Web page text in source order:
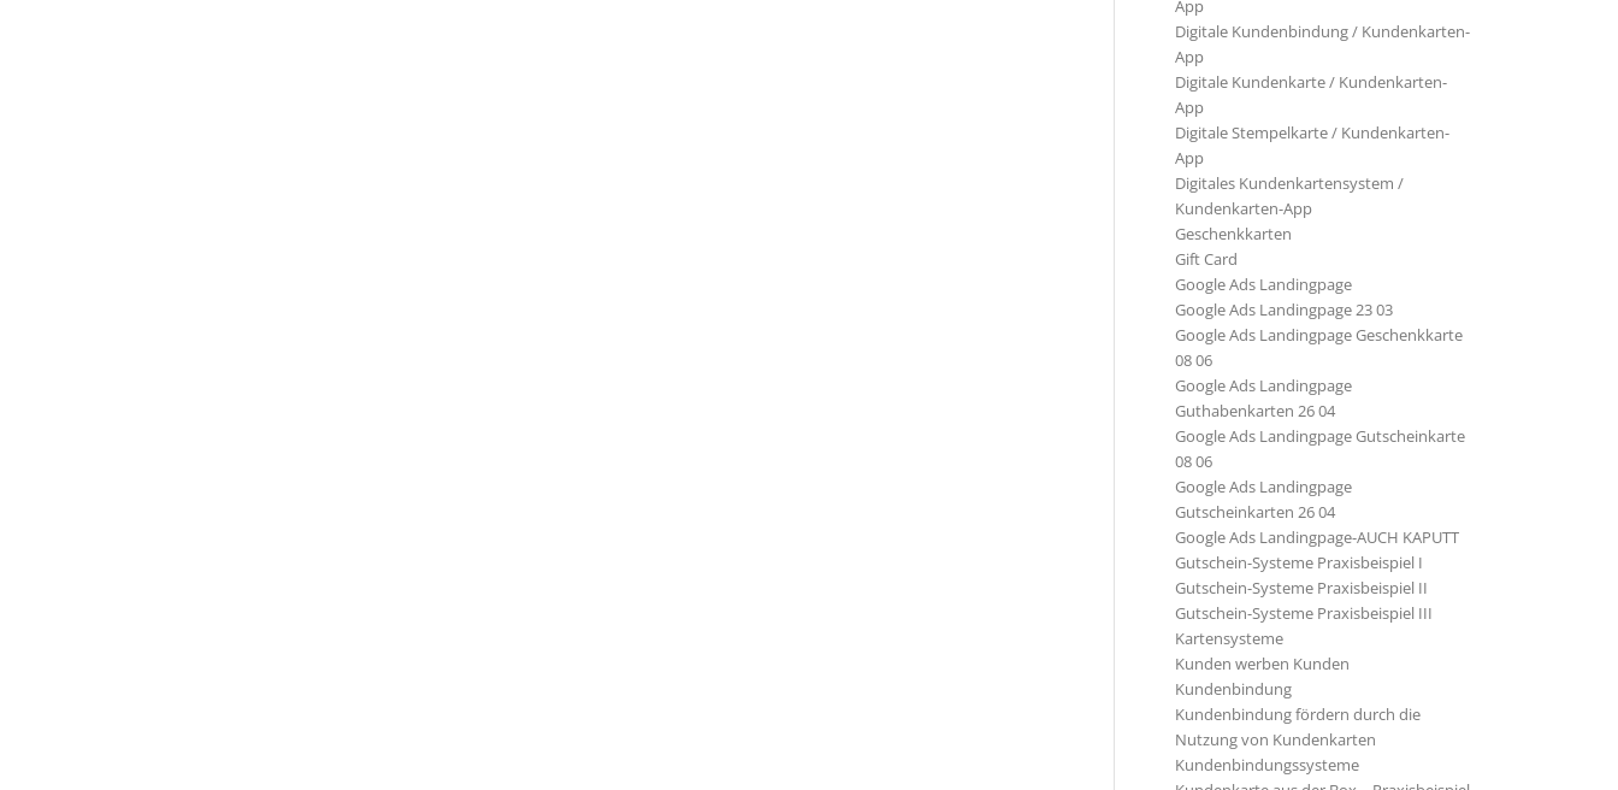
App
Digitale Kundenbindung / Kundenkarten-
App
Digitale Kundenkarte / Kundenkarten-
App
Digitale Stempelkarte / Kundenkarten-
App
Digitales Kundenkartensystem /
Kundenkarten-App
Geschenkkarten
Gift Card
Google Ads Landingpage
Google Ads Landingpage 23 03
Google Ads Landingpage Geschenkkarte
08 06
Google Ads Landingpage
Guthabenkarten 26 04
Google Ads Landingpage Gutscheinkarte
08 06
Google Ads Landingpage
Gutscheinkarten 26 04
Google Ads Landingpage-AUCH KAPUTT
Gutschein-Systeme Praxisbeispiel I
Gutschein-Systeme Praxisbeispiel II
Gutschein-Systeme Praxisbeispiel III
Kartensysteme
Kunden werben Kunden
Kundenbindung
Kundenbindung fördern durch die
Nutzung von Kundenkarten
Kundenbindungssysteme